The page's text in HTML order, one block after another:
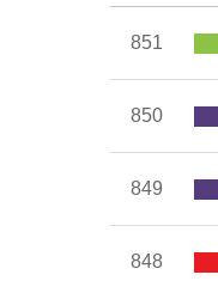
851
850
849
848